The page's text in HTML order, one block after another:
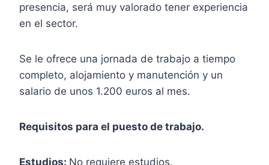
presencia, será muy valorado tener experiencia
en el sector.
Se le ofrece una jornada de trabajo a tiempo
completo, alojamiento y manutención y un
salario de unos 1.200 euros al mes.
Requisitos para el puesto de trabajo.
Estudios: No requiere estudios.